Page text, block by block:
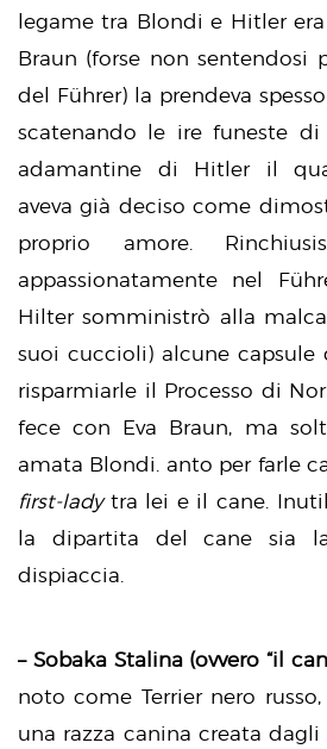
legame tra Blondi e Hitler
Braun (forse non sentendosi
del Führer) la prendeva
scatenando le ire funeste
adamantine di Hitler il
aveva già deciso come
proprio amore.
appassionatamente nel
Hilter somministrò alla
suoi cuccioli) alcune capsule
risparmiarle il Processo di
fece con Eva Braun, ma
amata Blondi. anto per farle
first-ladytra lei e il cane.
la dipartita del cane sia
dispiaccia.
– Sobaka Stalina (ovvero “il
noto come Terrier nero
una razza canina creata